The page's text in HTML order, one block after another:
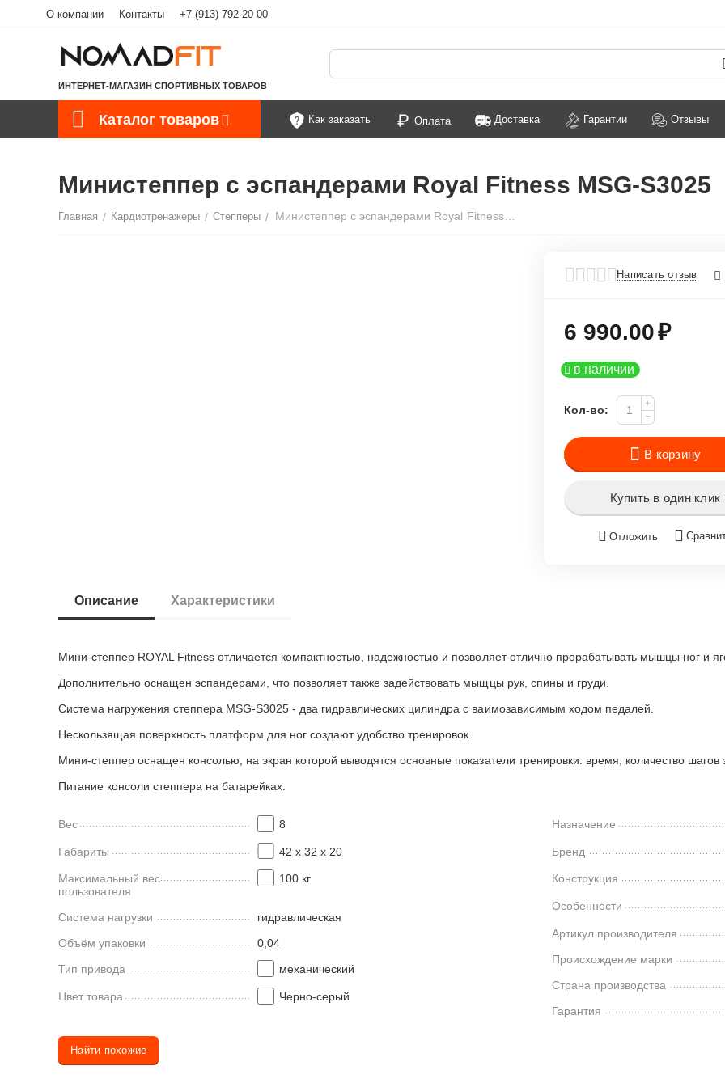
О компании Контакты +7 (913) 792 20 00
ИНТЕРНЕТ-МАГАЗИН СПОРТИВНЫХ ТОВАРОВ
Каталог товаров Как заказать Оплата Доставка Гарантии Отзывы
Министеппер c эспандерами Royal Fitness MSG-S3025
Главная / Кардиотренажеры / Степперы / Министеппер c эспандерами Royal Fitness MSG-S3025
Написать отзыв
6 990.00₽
в наличии
Кол-во:
+
−
В корзину
Купить в один клик
Отложить
Описание Характеристики
Мини-степпер ROYAL Fitness отличается компактностью, надежностью и позволяет отлично прорабатывать мышцы ног и
Дополнительно оснащен эспандерами, что позволяет также задействовать мыщцы рук, спины и груди.
Система нагружения степпера MSG-S3025 - два гидравлических цилиндра с ваимозависимым ходом педалей.
Нескользящая поверхность платформ для ног создают удобство тренировок.
Мини-степпер оснащен консолью, на экран которой выводятся основные показатели тренировки: время, количество шагов
Питание консоли степпера на батарейках.
Вес 8
Габариты 42 х 32 х 20
Максимальный вес
пользователя
100 кг
Система нагрузки
гидравлическая
Объём упаковки
0,04
Тип привода
механический
Цвет товара Черно-серый
Назначение
Бренд
Конструкция
Особенности
Артикул производителя
Происхождение марки
Страна производства
Гарантия
Найти похожие